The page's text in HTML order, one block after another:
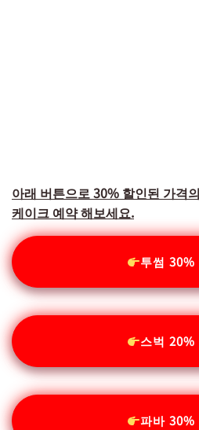
아래 버튼으로 30% 할인된 가격
케이크 예약 해보세요.
투썸 30%
스벅 20%
파바 30%